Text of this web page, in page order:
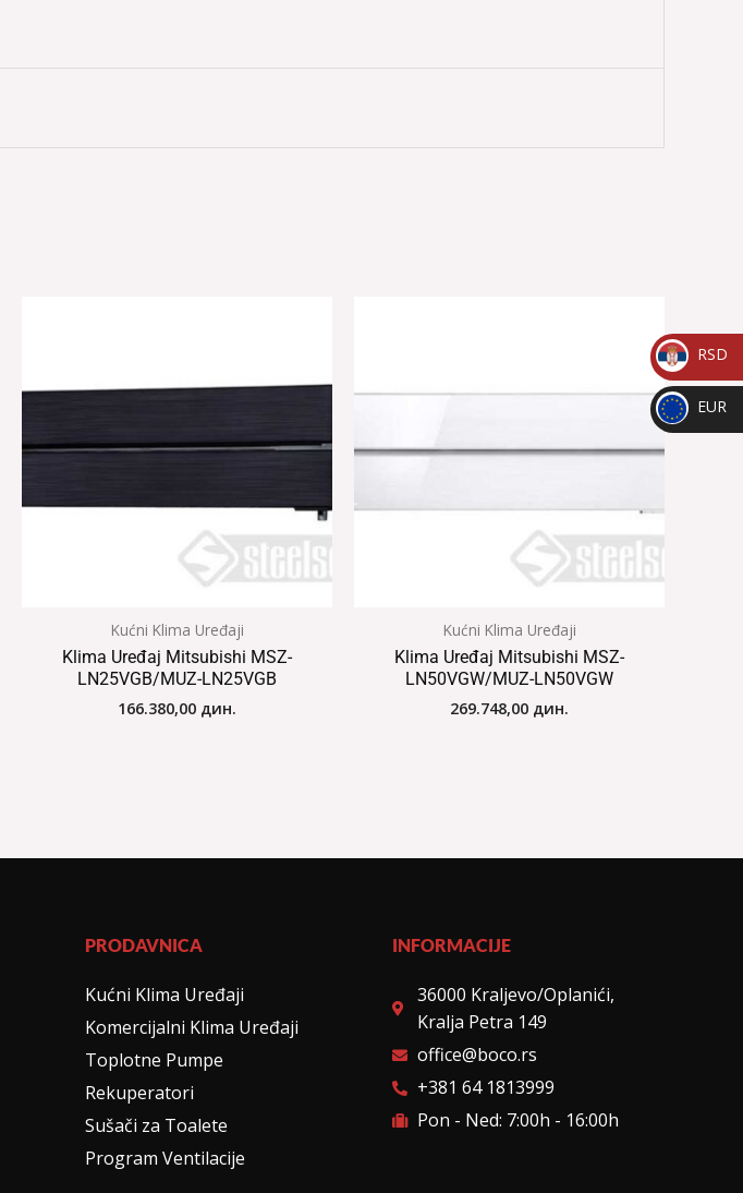
Kućni Klima Uređaji
Klima Uređaj Mitsubishi MSZ-
LN25VGB/MUZ-LN25VGB
166.380,00 дин.
Kućni Klima Uređaji
Klima Uređaj Mitsubishi MSZ-
LN50VGW/MUZ-LN50VGW
269.748,00 дин.
PRODAVNICA
Kućni Klima Uređaji
Komercijalni Klima Uređaji
Toplotne Pumpe
Rekuperatori
Sušači za Toalete
Program Ventilacije
INFORMACIJE
36000 Kraljevo/Oplanići,
Kralja Petra 149
office@boco.rs
+381 64 1813999
Pon - Ned: 7:00h - 16:00h
_
RSD
RSD
_
EUR